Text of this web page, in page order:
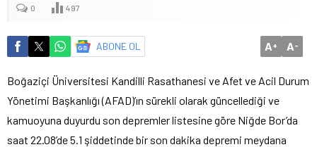
0 497
ABONE OL A+ A-
Boğaziçi Üniversitesi Kandilli Rasathanesi ve Afet ve Acil Durum
Yönetimi Başkanlığı (AFAD)’ın sürekli olarak güncellediği ve
kamuoyuna duyurdu son depremler listesine göre Niğde Bor’da
saat 22.08’de 5.1 şiddetinde bir son dakika depremi meydana